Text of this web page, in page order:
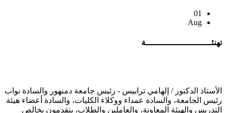
01
Aug
تهنئــــــــــــــــــــــــــة
الأستاذ الدكتور / إلهامي ترابيس - رئيس جامعة دمنهور والسادة نواب
رئيس الجامعة، والسادة عمداء ووكلاء الكليات، والسادة أعضاء هيئة
التدريس والهيئة المعاونة، والعاملين والطلاب، يتقدمون بخالص